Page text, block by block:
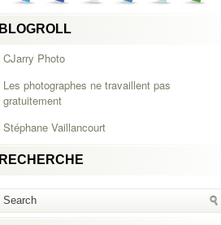
BLOGROLL
CJarry Photo
Les photographes ne travaillent pas
gratuitement
Stéphane Vaillancourt
RECHERCHE